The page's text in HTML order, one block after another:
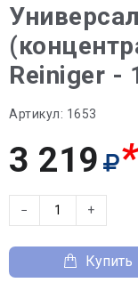
Reiniger -
Артикул: 1653
3 219 *
− +
Купить